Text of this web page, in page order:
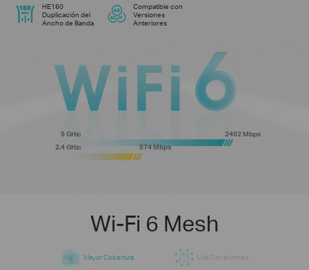
HE160
Duplicación del
Ancho de Banda
Compatible con
Versiones
Anteriores
5 GHz:
2.4 GHz:
2402 Mbps
574 Mbps
Wi-Fi 6 Mesh
Mayor Cobertura Más Conexiones